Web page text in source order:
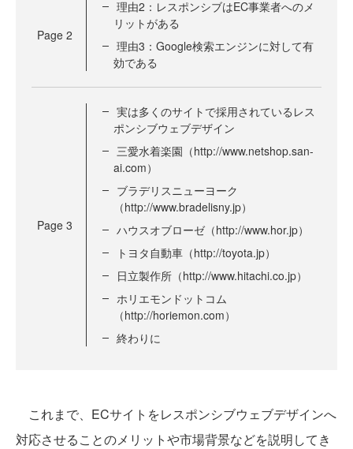
Page 2
理由2：レスポンシブはEC事業者へのメ
リットがある
理由3：Google検索エンジンに対して有
効である
Page 3
実は多くのサイトで採用されているレス
ポンシブウェブデザイン
三愛水着楽園（http://www.netshop.san-
ai.com）
ブラデリスニューヨーク
（http://www.bradelisny.jp）
ハウスオブローゼ（http://www.hor.jp）
トヨタ自動車（http://toyota.jp）
日立製作所（http://www.hitachi.co.jp）
ホリエモンドットコム
（http://horiemon.com）
終わりに
これまで、ECサイトをレスポンシブウェブデザインへ
対応させることのメリットや市場背景などを説明してき